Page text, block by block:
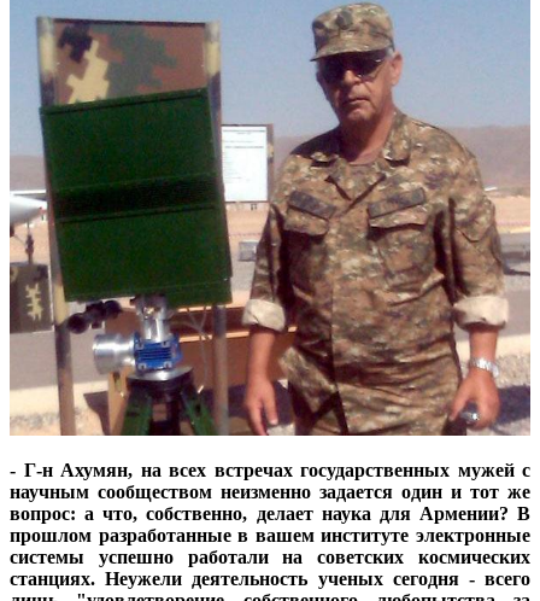
- Г-н Ахумян, на всех встречах государственных мужей с
научным сообществом неизменно задается один и тот же
вопрос: а что, собственно, делает наука для Армении? В
прошлом разработанные в вашем институте электронные
системы успешно работали на советских космических
станциях. Неужели деятельность ученых сегодня - всего